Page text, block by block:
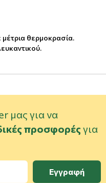
θερμοκρασία.
μας για να
προσφορές για
Εγγραφή